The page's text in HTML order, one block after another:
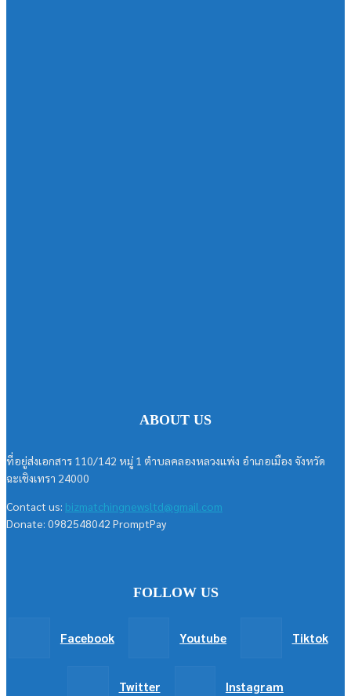
ABOUT US
ที่อยู่ส่งเอกสาร 110/142 หมู่ 1 ตำบลคลองหลวงแพ่ง อำเภอเมือง จังหวัด
ฉะเชิงเทรา 24000
Contact us: bizmatchingnewsltd@gmail.com
Donate: 0982548042 PromptPay
FOLLOW US
Facebook Youtube Tiktok
Twitter Instagram